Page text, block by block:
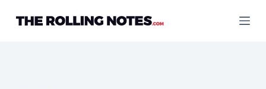
contenu